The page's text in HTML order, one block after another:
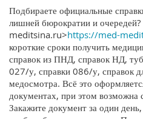
Подбираете официальные
лишней бюрократии и
meditsina.ru>https://med-
короткие сроки получить
справок из ПНД, справок НД,
027/у, справки 086/у, справок
медосмотра. Всё это
документах, при этом возможна
Закажите документ за один